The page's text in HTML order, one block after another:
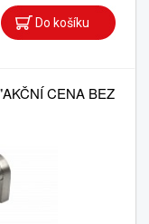
CENA BEZ